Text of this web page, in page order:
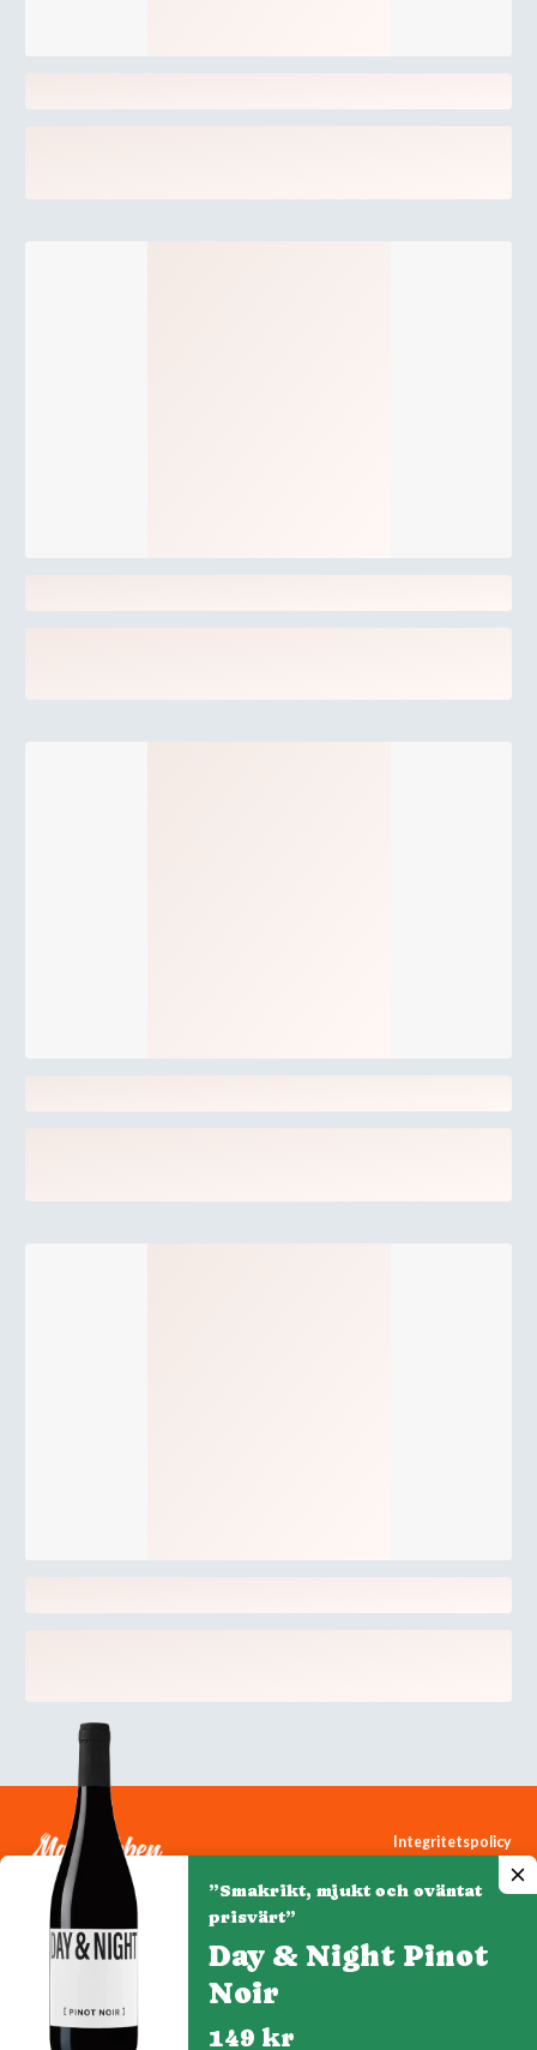
Integritetspolicy
Cookiepolicy
Denna webbplats drivs av Vinklubben i Norden AB
© 2026 mytaste.se
”Smakrikt, mjukt och oväntat
prisvärt”
Day & Night Pinot
Noir
149 kr